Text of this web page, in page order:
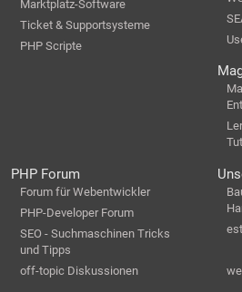
Marktplatz-Software
Ticket & Supportsysteme
PHP Scripte
PHP Forum
Forum für Webentwickler
PHP-Developer Forum
SEO - Suchmaschinen Tricks
und Tipps
off-topic Diskussionen